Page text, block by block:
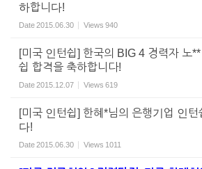
하합니다!
Date2015.06.30 Views 940
[미국 인턴쉽] 한국의 BIG 4 경력자 노
쉽 합격을 축하합니다!
Date2015.12.07 Views 619
[미국 인턴쉽] 한혜*님의 은행기업 인턴
다!
Date2015.06.30 Views 1011